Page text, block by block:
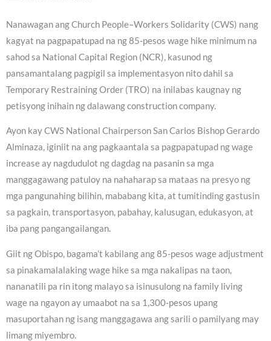
Nanawagan ang Church People–Workers Solidarity (CWS) nang
kagyat na pagpapatupad na ng 85-pesos wage hike minimum na
sahod sa National Capital Region (NCR), kasunod ng
pansamantalang pagpigil sa implementasyon nito dahil sa
Temporary Restraining Order (TRO) na inilabas kaugnay ng
petisyong inihain ng dalawang construction company.
Ayon kay CWS National Chairperson San Carlos Bishop Gerardo
Alminaza, iginiit na ang pagkaantala sa pagpapatupad ng wage
increase ay nagdudulot ng dagdag na pasanin sa mga
manggagawang patuloy na nahaharap sa mataas na presyo ng
mga pangunahing bilihin, mababang kita, at tumitinding gastusin
sa pagkain, transportasyon, pabahay, kalusugan, edukasyon, at
iba pang pangangailangan.
Giit ng Obispo, bagama’t kabilang ang 85-pesos wage adjustment
sa pinakamalalaking wage hike sa mga nakalipas na taon,
nananatili pa rin itong malayo sa isinusulong na family living
wage na ngayon ay umaabot na sa 1,300-pesos upang
masuportahan ng isang manggagawa ang sarili o pamilyang may
limang miyembro.